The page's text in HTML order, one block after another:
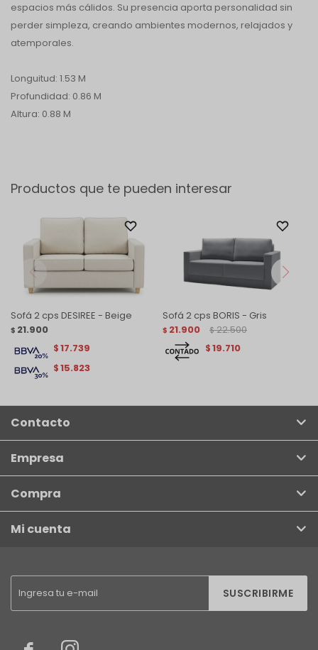
espacios más cálidos. Su presencia aporta personalidad sin
perder simpleza, creando ambientes modernos, relajados y
atemporales.
Longuitud: 1.53 M
Profundidad: 0.86 M
Altura: 0.88 M
Productos que te pueden interesar
Sofá 2 cps DESIREE - Beige
$ 21.900
$15.823
$17.739
Sofá 2 cps BORIS - Gris
$ 21.900 $ 22.500
$19.710
SUSCRIBIRME
Contacto
Empresa
Compra
Mi cuenta